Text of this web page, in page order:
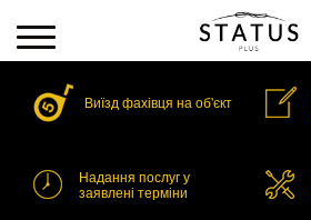
Виїзд фахівця на об'єкт
Надання послуг у
заявлені терміни